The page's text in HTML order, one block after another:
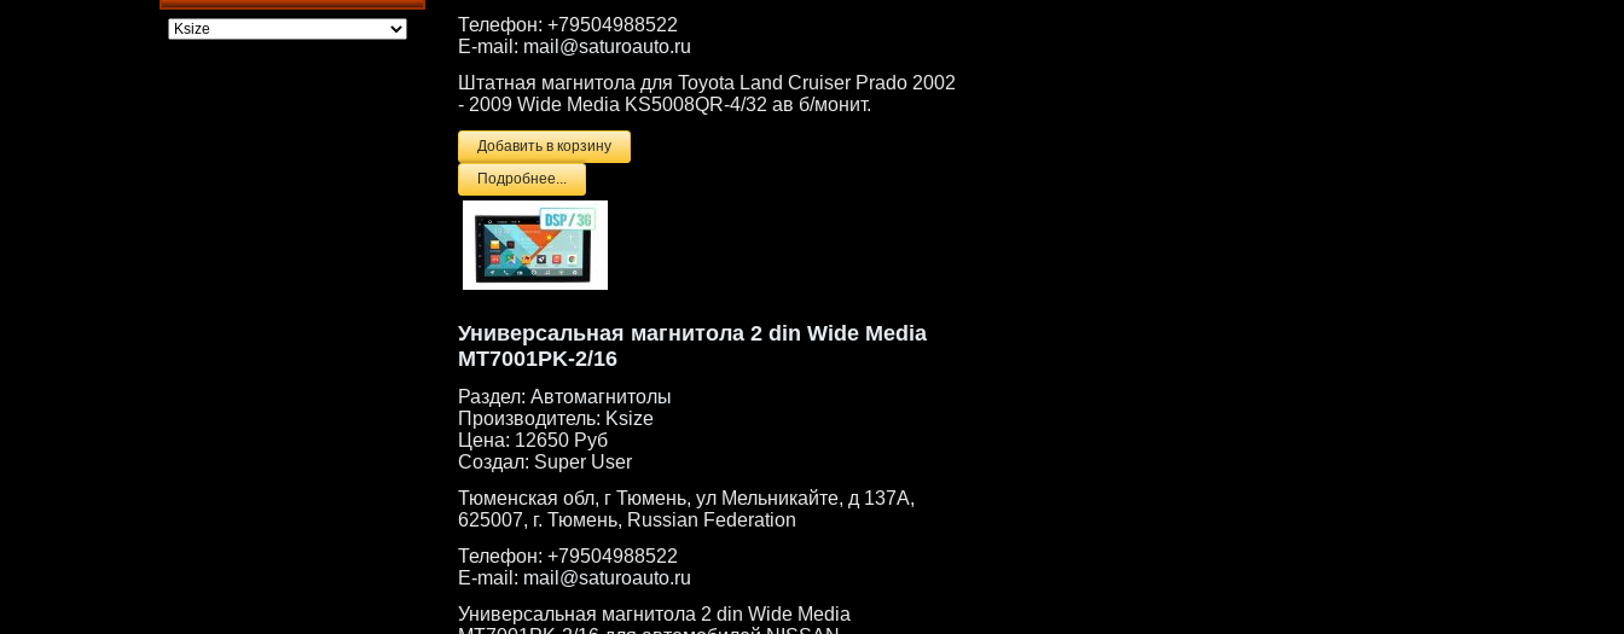
Телефон: +79504988522
E-mail: mail@saturoauto.ru
Штатная магнитола для Toyota Land Cruiser Prado 2002
- 2009 Wide Media KS5008QR-4/32 ав б/монит.
Подробнее...
Универсальная магнитола 2 din Wide Media
MT7001PK-2/16
Раздел: Автомагнитолы
Производитель: Ksize
Цена: 12650 Руб
Создал: Super User
Тюменская обл, г Тюмень, ул Мельникайте, д 137А,
625007, г. Тюмень, Russian Federation
Телефон: +79504988522
E-mail: mail@saturoauto.ru
Универсальная магнитола 2 din Wide Media